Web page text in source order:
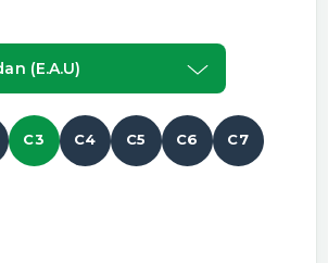
(e.a.u)
C3 C4 C5 C6 C7